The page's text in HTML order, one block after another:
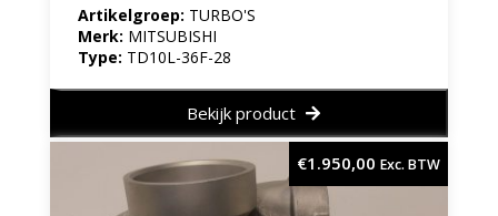
Artikelgroep: TURBO'S
Merk: MITSUBISHI
Type: TD10L-36F-28
Bekijk product
€1.950,00 Exc. BTW